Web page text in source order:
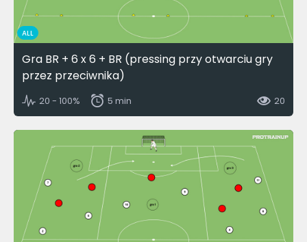
ALL
Gra BR + 6 x 6 + BR (pressing przy otwarciu gry
przez przeciwnika)
20 - 100% 5 min 20